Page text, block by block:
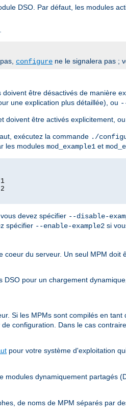
DSO. Par défaut, les modules
configure ne le signalera pas ;
être désactivés de manière
une explication plus détaillée), ou
doivent être activés explicitement,
exécutez la commande ./
les modules mod_example1 et
devez spécifier --disable-
spécifier --enable-example2 si
coeur du serveur. Un seul MPM
pour un chargement
Si les MPMs sont compilés en tant
configuration. Dans le cas
pour votre système d'exploitation
modules dynamiquement partagés
de noms de MPM séparés par